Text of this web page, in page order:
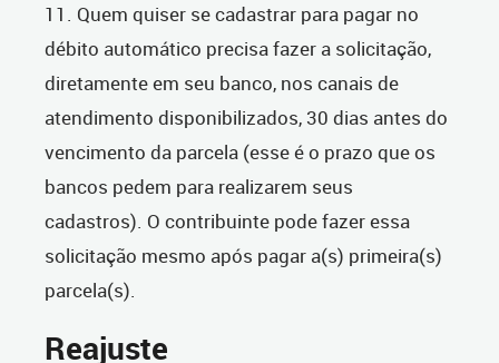
11. Quem quiser se cadastrar para pagar no
débito automático precisa fazer a solicitação,
diretamente em seu banco, nos canais de
atendimento disponibilizados, 30 dias antes do
vencimento da parcela (esse é o prazo que os
bancos pedem para realizarem seus
cadastros). O contribuinte pode fazer essa
solicitação mesmo após pagar a(s) primeira(s)
parcela(s).
Reajuste